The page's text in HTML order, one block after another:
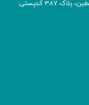
آدرس: پسـتی تهران، خیابان طالقانی، میدان فلسطین، پلاک 387 کدپستی: